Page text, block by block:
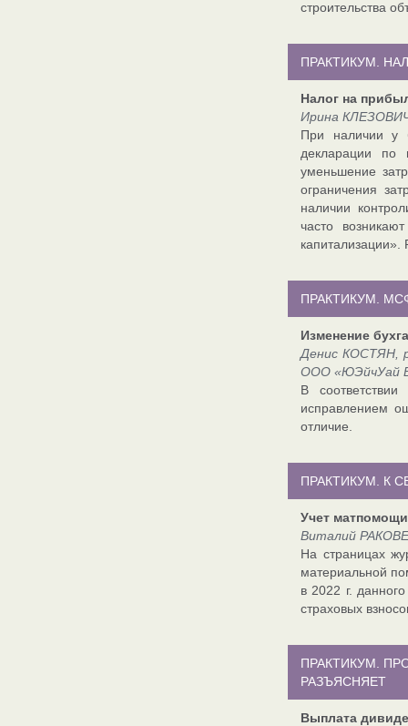
строительства
ПРАКТИКУМ.
Налог на
Ирина
При наличии у
декларации по
уменьшение
ограничения
наличии
часто
капитализации».
ПРАКТИКУМ.
Изменение
Денис КОСТЯН,
ООО «ЮЭйчУай
В
исправлением
отличие.
ПРАКТИКУМ. К
Учет
Виталий
На страницах
материальной
в 2022 г.
страховых
ПРАКТИКУМ.
РАЗЪЯСНЯЕТ
Выплата